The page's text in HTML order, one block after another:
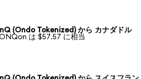
(Ondo Tokenized) から カナダドル
は $57.57 に相当